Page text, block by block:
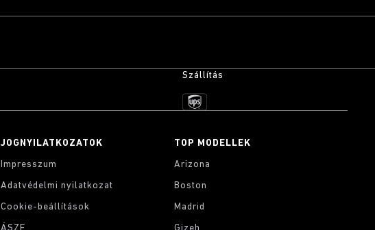
Szállítás
JOGNYILATKOZATOK
Impresszum
Adatvédelmi nyilatkozat
Cookie-beállítások
TOP MODELLEK
Arizona
Boston
Madrid